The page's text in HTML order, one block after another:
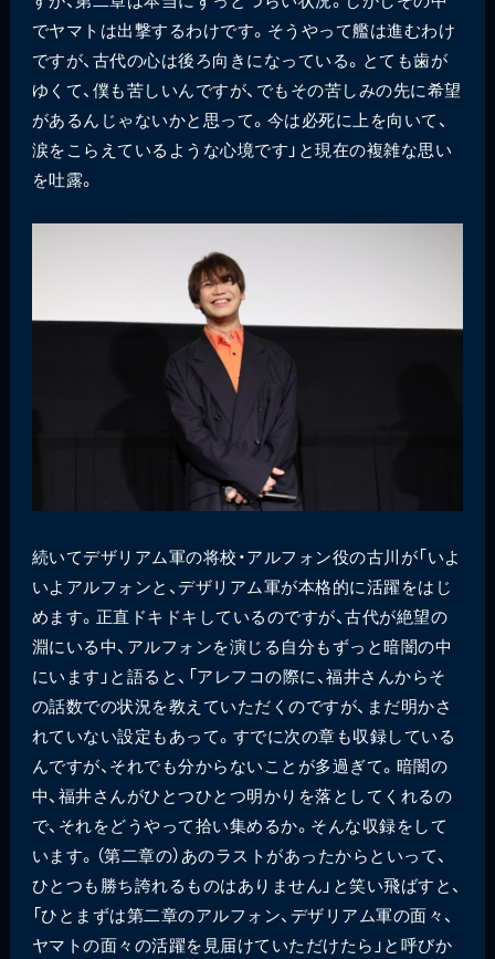
でヤマトは出撃するわけです。そうやって艦は進むわけ
ですが、古代の心は後ろ向きになっている。とても歯が
ゆくて、僕も苦しいんですが、でもその苦しみの先に希望
があるんじゃないかと思って。今は必死に上を向いて、
涙をこらえているような心境です」と現在の複雑な思い
を吐露。
続いてデザリアム軍の将校・アルフォン役の古川が「いよ
いよアルフォンと、デザリアム軍が本格的に活躍をはじ
めます。正直ドキドキしているのですが、古代が絶望の
淵にいる中、アルフォンを演じる自分もずっと暗闇の中
にいます」と語ると、「アレフコの際に、福井さんからそ
の話数での状況を教えていただくのですが、まだ明かさ
れていない設定もあって。すでに次の章も収録している
んですが、それでも分からないことが多過ぎて。暗闇の
中、福井さんがひとつひとつ明かりを落としてくれるの
で、それをどうやって拾い集めるか。そんな収録をして
います。（第二章の）あのラストがあったからといって、
ひとつも勝ち誇れるものはありません」と笑い飛ばすと、
「ひとまずは第二章のアルフォン、デザリアム軍の面々、
ヤマトの面々の活躍を見届けていただけたら」と呼びか